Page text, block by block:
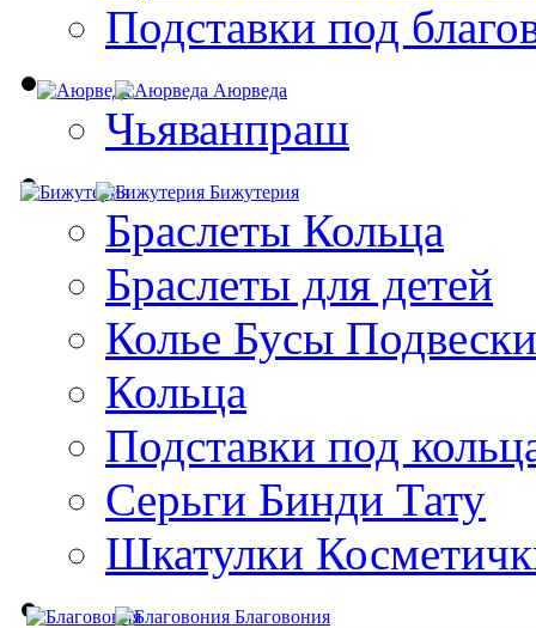
Подставки под
Аюрведа
Чьяванпраш
Бижутерия
Браслеты Кольца
Браслеты для детей
Колье Бусы Подвески
Кольца
Подставки под
Серьги Бинди Тату
Шкатулки
Благовония